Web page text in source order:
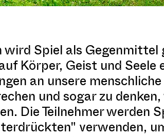
wird Spiel als Gegenmittel
Körper, Geist und
an unsere
und sogar zu
Die Teilnehmer werden
verwenden,